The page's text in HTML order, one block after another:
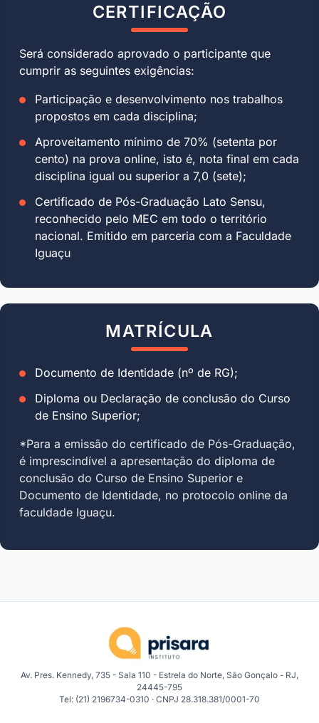
CERTIFICAÇÃO
Será considerado aprovado o participante que
cumprir as seguintes exigências:
Participação e desenvolvimento nos trabalhos
propostos em cada disciplina;
Aproveitamento mínimo de 70% (setenta por
cento) na prova online, isto é, nota final em cada
disciplina igual ou superior a 7,0 (sete);
Certificado de Pós-Graduação Lato Sensu,
reconhecido pelo MEC em todo o território
nacional. Emitido em parceria com a Faculdade
Iguaçu
MATRÍCULA
Documento de Identidade (nº de RG);
Diploma ou Declaração de conclusão do Curso
de Ensino Superior;
*Para a emissão do certificado de Pós-Graduação,
é imprescindível a apresentação do diploma de
conclusão do Curso de Ensino Superior e
Documento de Identidade, no protocolo online da
faculdade Iguaçu.
Av. Pres. Kennedy, 735 - Sala 110 - Estrela do Norte, São Gonçalo - RJ,
24445-795
Tel: (21) 2196734-0310 · CNPJ 28.318.381/0001-70